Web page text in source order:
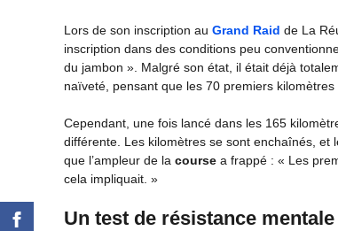
Lors de son inscription au Grand Raid de La
inscription dans des conditions peu
du jambon ». Malgré son état, il était déjà
naïveté, pensant que les 70 premiers
Cependant, une fois lancé dans les 165
différente. Les kilomètres se sont enchaînés, et
que l’ampleur de la course a frappé : « Les
cela impliquait. »
Un test de résistance